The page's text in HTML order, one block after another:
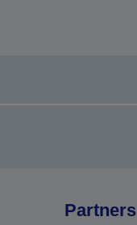
Partners